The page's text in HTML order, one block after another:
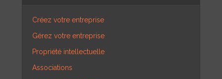
Créez votre entreprise
Gérez votre entreprise
Propriété intellectuelle
Associations